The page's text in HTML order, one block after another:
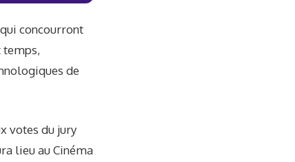
concourront
temps,
de
votes du jury
lieu au Cinéma